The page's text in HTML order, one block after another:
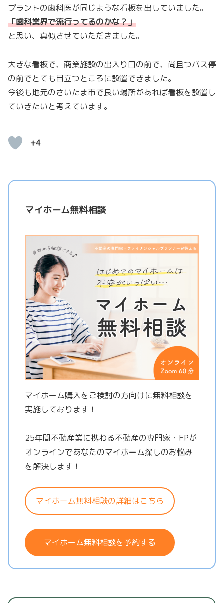
プラントの歯科医が同じような看板を出していました。
「歯科業界で流行ってるのかな？」
と思い、真似させていただきました。
大きな看板で、商業施設の出入り口の前で、尚且つバス停
の前でとても目立つところに設置できました。
今後も地元のさいたま市で良い場所があれば看板を設置し
ていきたいと考えています。
+4
マイホーム無料相談
マイホーム購入をご検討の方向けに無料相談を
実施しております！
25年間不動産業に携わる不動産の専門家・FPが
オンラインであなたのマイホーム探しのお悩み
を解決します！
マイホーム無料相談の詳細はこちら
マイホーム無料相談を予約する